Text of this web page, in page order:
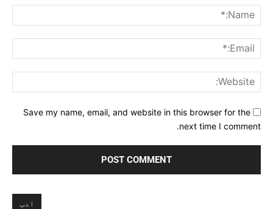
Save my name, email, and website in this browser for the
next time I comment.
ادب